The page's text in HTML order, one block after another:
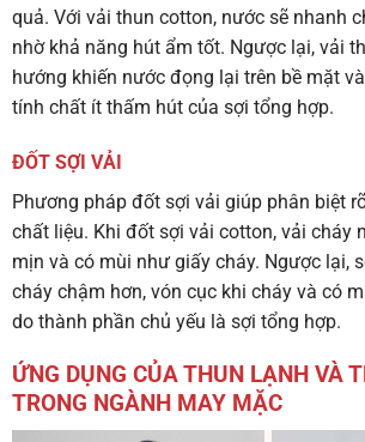
quả. Với vải thun cotton, nước sẽ nhanh
nhờ khả năng hút ẩm tốt. Ngược lại, vải
hướng khiến nước đọng lại trên bề mặt
tính chất ít thấm hút của sợi tổng hợp.
ĐỐT SỢI VẢI
Phương pháp đốt sợi vải giúp phân biệt
chất liệu. Khi đốt sợi vải cotton, vải cháy
mịn và có mùi như giấy cháy. Ngược lại,
cháy chậm hơn, vón cục khi cháy và có
do thành phần chủ yếu là sợi tổng hợp.
ỨNG DỤNG CỦA THUN LẠNH VÀ
TRONG NGÀNH MAY MẶC